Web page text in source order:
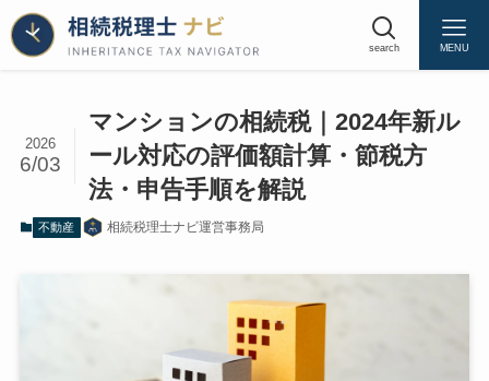
search MENU
マンションの相続税｜2024年新ル
ール対応の評価額計算・節税方
法・申告手順を解説
2026
6/03
不動産 相続税理士ナビ運営事務局
マンションの相続税評価額とは｜基本的な考
え方
建物と土地（敷地権）を分けて評価する
タワマンと一般マンション、評価方法はど
う違うか